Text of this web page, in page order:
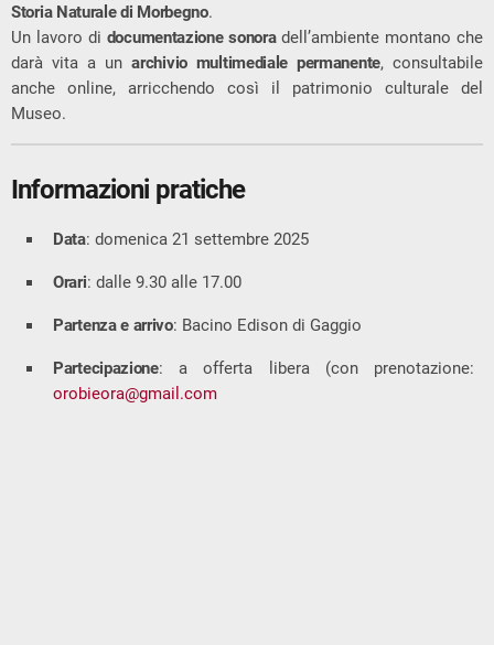
Storia Naturale di Morbegno.
Un lavoro di documentazione sonoradell’ambiente montano che
darà vita a unarchivio multimediale permanente, consultabile
anche online, arricchendo così il patrimonio culturale del
Museo.
Informazioni pratiche
Data: domenica 21 settembre 2025
Orari: dalle 9.30 alle 17.00
Partenza e arrivo: Bacino Edison di Gaggio
Partecipazione: a offerta libera (con prenotazione:
orobieora@gmail.com